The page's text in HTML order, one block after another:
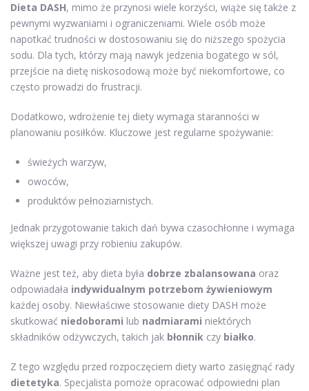
Dieta DASH, mimo że przynosi wiele korzyści, wiąże się także z
pewnymi wyzwaniami i ograniczeniami. Wiele osób może
napotkać trudności w dostosowaniu się do niższego spożycia
sodu. Dla tych, którzy mają nawyk jedzenia bogatego w sól,
przejście na dietę niskosodową może być niekomfortowe, co
często prowadzi do frustracji.
Dodatkowo, wdrożenie tej diety wymaga staranności w
planowaniu posiłków. Kluczowe jest regularne spożywanie:
świeżych warzyw,
owoców,
produktów pełnoziarnistych.
Jednak przygotowanie takich dań bywa czasochłonne i wymaga
większej uwagi przy robieniu zakupów.
Ważne jest też, aby dieta była dobrze zbalansowana oraz
odpowiadała indywidualnym potrzebom żywieniowym
każdej osoby. Niewłaściwe stosowanie diety DASH może
skutkować niedoborami lub nadmiarami niektórych
składników odżywczych, takich jak błonnik czy białko.
Z tego względu przed rozpoczęciem diety warto zasięgnąć rady
dietetyka. Specjalista pomoże opracować odpowiedni plan